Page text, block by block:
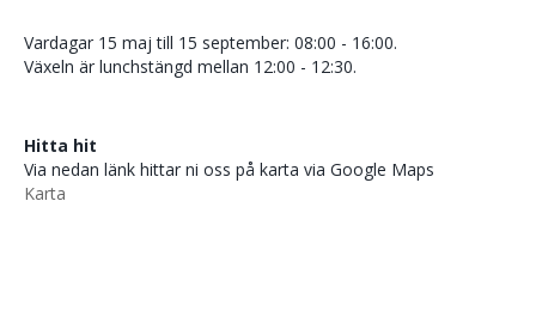
Vardagar 15 maj till 15 september: 08:00 - 16:00.
Växeln är lunchstängd mellan 12:00 - 12:30.
Hitta hit
Via nedan länk hittar ni oss på karta via Google Maps
Karta